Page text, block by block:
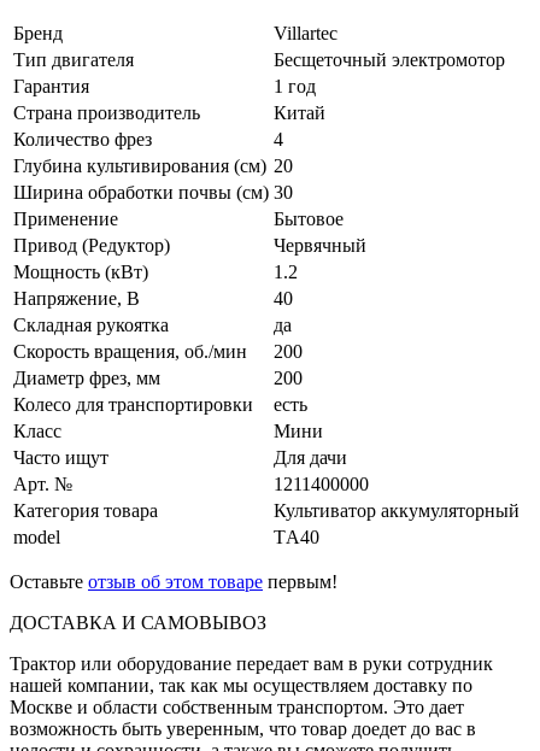
Бренд
Villartec
Тип двигателя
Бесщеточный электромотор
Гарантия
1 год
Страна производитель
Китай
Количество фрез
4
Глубина культивирования (см) 20
Ширина обработки почвы (см) 30
Применение
Бытовое
Привод (Редуктор)
Червячный
Мощность (кВт)
1.2
Напряжение, В
40
Складная рукоятка
да
Скорость вращения, об./мин
200
Диаметр фрез, мм
200
Колесо для транспортировки
есть
Класс
Мини
Часто ищут
Для дачи
Арт. №
1211400000
Категория товара
Культиватор аккумуляторный
model
TА40
Оставьте отзыв об этом товаре первым!
ДОСТАВКА И САМОВЫВОЗ
Трактор или оборудование передает вам в руки сотрудник
нашей компании, так как мы осуществляем доставку по
Москве и области собственным транспортом. Это дает
возможность быть уверенным, что товар доедет до вас в